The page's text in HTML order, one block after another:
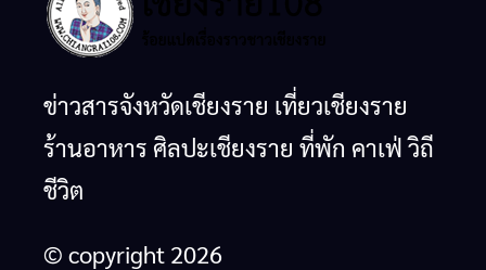
ข่าวสารจังหวัดเชียงราย เที่ยวเชียงราย
ร้านอาหาร ศิลปะเชียงราย ที่พัก คาเฟ่ วิถี
ชีวิต
© copyright 2026